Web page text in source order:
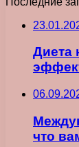
Диета
что